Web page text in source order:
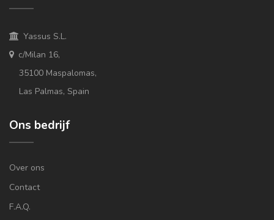
Yassus S.L.
c/Milan 16,
35100 Maspalomas,
Las Palmas, Spain
Ons bedrijf
Over ons
Contact
F.A.Q.